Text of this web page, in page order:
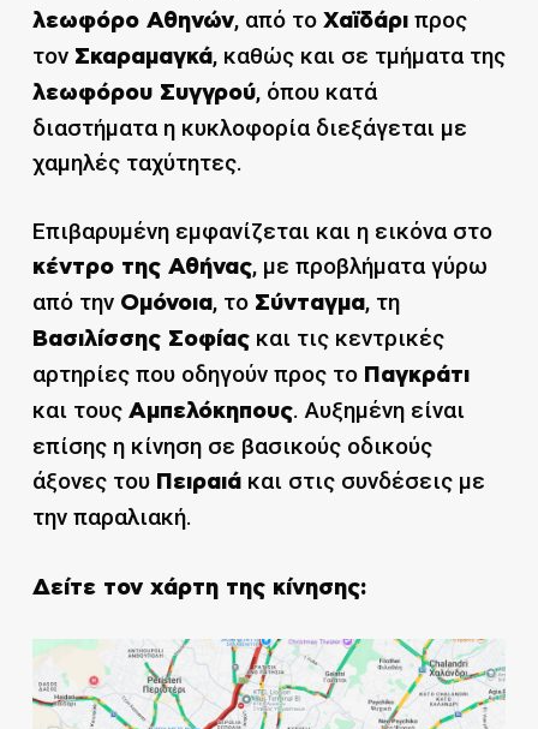
λεωφόρο Αθηνών, από το Χαϊδάριπρος
τον Σκαραμαγκά, καθώς και σε τμήματα της
λεωφόρου Συγγρού, όπου κατά
διαστήματα η κυκλοφορία διεξάγεται με
χαμηλές ταχύτητες.
Επιβαρυμένη εμφανίζεται και η εικόνα στο
κέντρο της Αθήνας, με προβλήματα γύρω
από την Ομόνοια, το Σύνταγμα, τη
Βασιλίσσης Σοφίαςκαι τις κεντρικές
αρτηρίες που οδηγούν προς το Παγκράτι
και τους Αμπελόκηπους. Αυξημένη είναι
επίσης η κίνηση σε βασικούς οδικούς
άξονες του Πειραιάκαι στις συνδέσεις με
την παραλιακή.
Δείτε τον χάρτη της κίνησης: